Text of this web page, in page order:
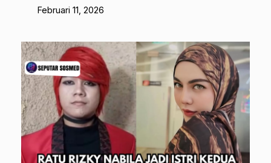
Februari 11, 2026